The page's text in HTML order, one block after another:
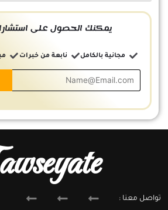
يمكنك الحصول على
مجانية بالكامل نابعة من خبرات
تواصل معنا :